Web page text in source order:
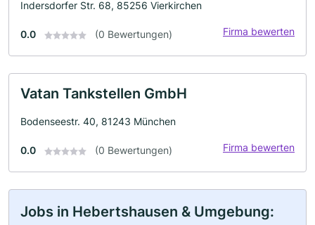
Indersdorfer Str. 68, 85256 Vierkirchen
0.0 (0 Bewertungen) Firma bewerten
Vatan Tankstellen GmbH
Bodenseestr. 40, 81243 München
0.0 (0 Bewertungen) Firma bewerten
Jobs in Hebertshausen & Umgebung: